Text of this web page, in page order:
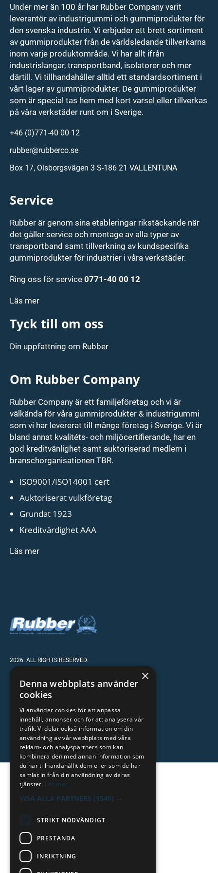
Under mer än 100 år har Rubber Company varit
leverantör av industrigummi och gummiprodukter för
den svenska industrin. Vi erbjuder ett brett sortiment
av gummiprodukter från de världsledande tillverkarna
inom varje produktområde. Vi har allt ifrån
industrislangar, transportband, isolatorer och mer
därtill. Vi tillhandahåller alltid ett standardsortiment i
vårt lager av gummiprodukter. De gummiprodukter
som är special tas hem med kort varsel eller tillverkas
på våra verkstäder runt om i Sverige.
+46 (0)771-40 00 12
rubber@rubberco.se
Box 17, Olsborgsvägen 3 S-186 21 VALLENTUNA
Service
Rubber är genom sina etableringar rikstäckande när
det gäller service och montage av alla typer av
transportband samt tillverkning av kundspecifika
gummiprodukter för industrier i våra verkstäder.
Ring oss för service0771-40 00 12
Läs mer
Tyck till om oss
Din uppfattning om Rubber
Om Rubber Company
Rubber Company är ett familjeföretag och vi är
välkända för våra gummiprodukter & industrigummi
som vi har levererat till många företag i Sverige. Vi är
bland annat kvalitéts- och miljöcertifierande, har en
god kreditvänlighet samt auktoriserad medlem i
branschorganisationen TBR.
ISO9001/ISO14001 cert
Auktoriserat vulkföretag
Grundat 1923
Kreditvärdighet AAA
Läs mer
2026. ALL RIGHTS RESERVED.
×
Denna webbplats använder
cookies
Vi använder cookies för att anpassa
innehåll, annonser och för att analysera vår
trafik. Vi delar också information om din
användning av vår webbplats med våra
reklam- och analyspartners som kan
kombinera den med annan information som
du har tillhandahållit dem eller som de har
samlat in från din användning av deras
tjänster. Läs mer
VISA ALLA PARTNERS (1546) →
STRIKT NÖDVÄNDIGT
PRESTANDA
INRIKTNING